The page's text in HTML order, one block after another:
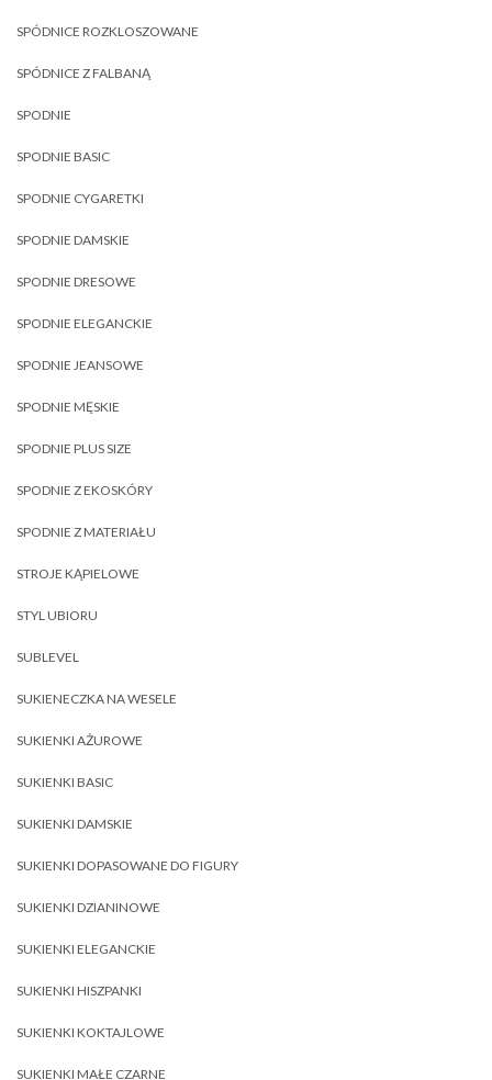
SPÓDNICE ROZKLOSZOWANE
SPÓDNICE Z FALBANĄ
SPODNIE
SPODNIE BASIC
SPODNIE CYGARETKI
SPODNIE DAMSKIE
SPODNIE DRESOWE
SPODNIE ELEGANCKIE
SPODNIE JEANSOWE
SPODNIE MĘSKIE
SPODNIE PLUS SIZE
SPODNIE Z EKOSKÓRY
SPODNIE Z MATERIAŁU
STROJE KĄPIELOWE
STYL UBIORU
SUBLEVEL
SUKIENECZKA NA WESELE
SUKIENKI AŻUROWE
SUKIENKI BASIC
SUKIENKI DAMSKIE
SUKIENKI DOPASOWANE DO FIGURY
SUKIENKI DZIANINOWE
SUKIENKI ELEGANCKIE
SUKIENKI HISZPANKI
SUKIENKI KOKTAJLOWE
SUKIENKI MAŁE CZARNE